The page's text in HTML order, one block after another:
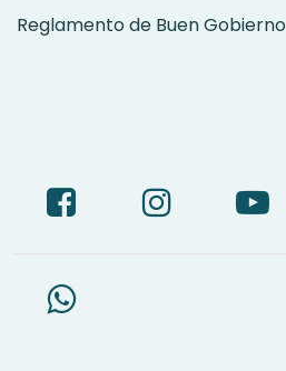
Reglamento de Buen Gobierno